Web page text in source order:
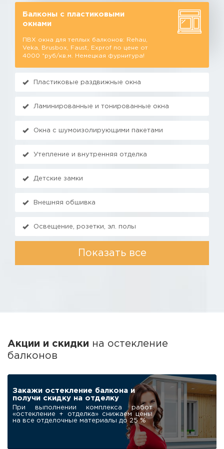
Балконы с пластиковыми
окнами
ПВХ окна для теплых балконов: Rehau,
Veka, Brusbox, Faust, Exprof по цене от
4000 *руб/кв.м. Немецкая фурнитура!
Пластиковые раздвижные окна
Ламинированные и тонированные окна
Окна с шумоизолирующими пакетами
Утепление и внутренняя отделка
Детские замки
Внешняя обшивка
Освещение, розетки, эл. полы
Показать все
Акции и скидки на остекление
балконов
Робот-мойщик для
окон в подарокнашим клиентам
При заказе остекления балкона под
ключ дарим современный
автоматический мойщик окон
ПОДАРОК